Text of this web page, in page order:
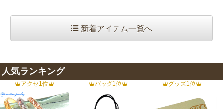
新着アイテム一覧へ
人気ランキング
アクセ1位 バッグ1位 グッズ1位